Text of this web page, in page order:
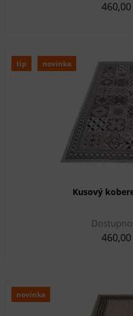
460,00
tip novinka
Kusový
460,00
novinka